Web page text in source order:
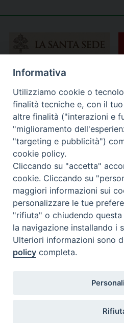
Informativa
Utilizziamo cookie o
finalità tecniche e, con il
altre finalità ("interazioni e
"miglioramento
"targeting e pubblicità")
cookie policy.
Cliccando su "accetta"
cookie. Cliccando su
maggiori informazioni sui
personalizzare le tue
"rifiuta" o chiudendo
la navigazione installando i
Ulteriori informazioni sono
policy completa.